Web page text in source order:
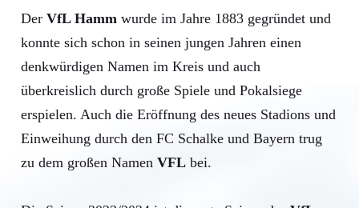
Der VfL Hamm wurde im Jahre 1883 gegründet und
konnte sich schon in seinen jungen Jahren einen
denkwürdigen Namen im Kreis und auch
überkreislich durch große Spiele und Pokalsiege
erspielen. Auch die Eröffnung des neues Stadions und
Einweihung durch den FC Schalke und Bayern trug
zu dem großen Namen VFL bei.